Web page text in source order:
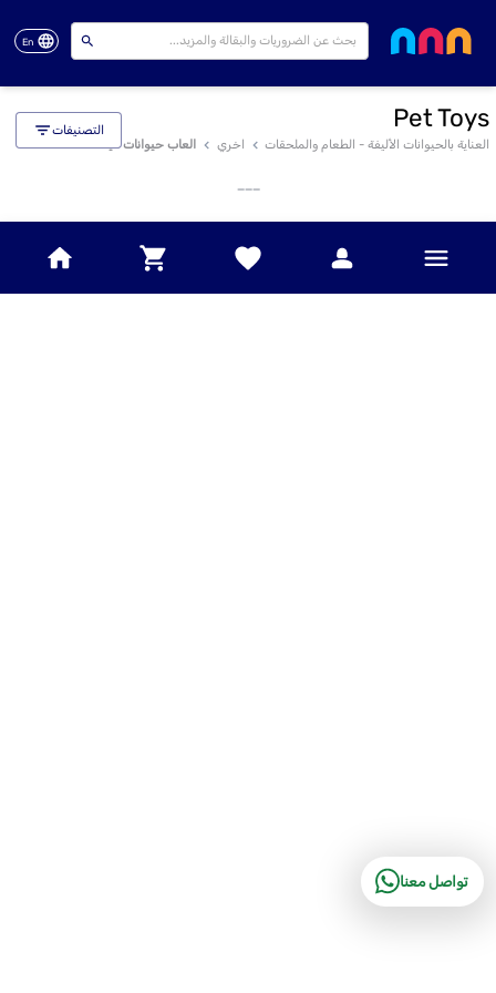
En
Pet Toys
العناية بالحيوانات الأليفة - الطعام والملحقات اخري العاب حيوانات اليفه
التصنيفات
تواصل معنا